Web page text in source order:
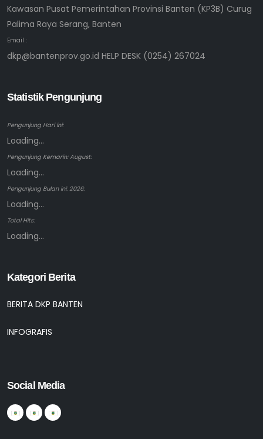
Kawasan Pusat Pemerintahan Provinsi Banten (KP3B) Curug
Palima Raya Serang, Banten
Email :
dkp@bantenprov.go.id HELP DESK (0254) 267024
Statistik Pengunjung
Pengunjung Hari ini:
Loading...
Pengunjung Kemarin: August:
Loading...
Pengunjung Bulan ini: 2026:
Loading...
Total Hits:
Loading...
Kategori Berita
BERITA DKP BANTEN
INFOGRAFIS
Social Media